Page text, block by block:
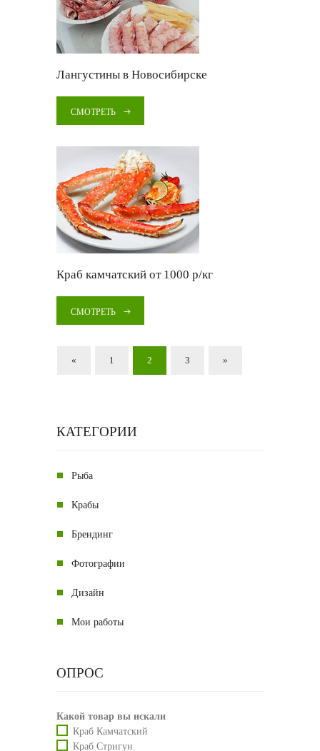
Лангустины в Новосибирске
СМОТРЕТЬ
Краб камчатский от 1000 р/кг
СМОТРЕТЬ
« 1 2 3 »
КАТЕГОРИИ
Рыба
Крабы
Брендинг
Фотографии
Дизайн
Мои работы
ОПРОС
Какой товар вы искали
Краб Камчатский
Краб Стригун